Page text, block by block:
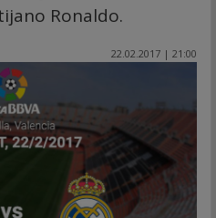
Ronaldo.
22.02.2017 | 21:00